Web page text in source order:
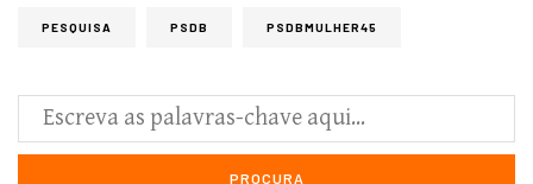
PESQUISA PSDB PSDBMULHER45